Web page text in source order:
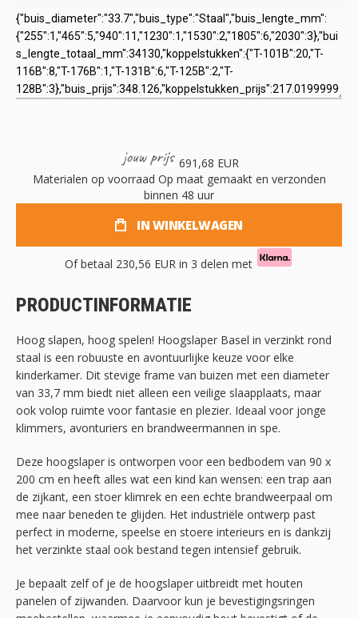
691,68 EUR
Materialen op voorraad Op maat gemaakt en verzonden
binnen 48 uur
IN WINKELWAGEN
Of betaal 230,56 EUR in 3 delen met
PRODUCTINFORMATIE
Hoog slapen, hoog spelen! Hoogslaper Basel in verzinkt rond
staal is een robuuste en avontuurlijke keuze voor elke
kinderkamer. Dit stevige frame van buizen met een diameter
van 33,7 mm biedt niet alleen een veilige slaapplaats, maar
ook volop ruimte voor fantasie en plezier. Ideaal voor jonge
klimmers, avonturiers en brandweermannen in spe.
Deze hoogslaper is ontworpen voor een bedbodem van 90 x
200 cm en heeft alles wat een kind kan wensen: een trap aan
de zijkant, een stoer klimrek en een echte brandweerpaal om
mee naar beneden te glijden. Het industriële ontwerp past
perfect in moderne, speelse en stoere interieurs en is dankzij
het verzinkte staal ook bestand tegen intensief gebruik.
Je bepaalt zelf of je de hoogslaper uitbreidt met houten
panelen of zijwanden. Daarvoor kun je bevestigingsringen